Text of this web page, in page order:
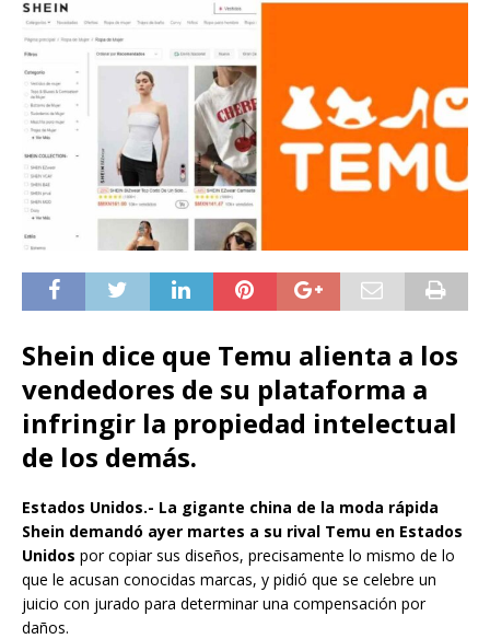
Shein dice que Temu alienta a los
vendedores de su plataforma a
infringir la propiedad intelectual
de los demás.
Estados Unidos.- La gigante china de la moda rápida
Shein demandó ayer martes a su rival Temu en Estados
Unidos por copiar sus diseños, precisamente lo mismo de lo
que le acusan conocidas marcas, y pidió que se celebre un
juicio con jurado para determinar una compensación por
daños.